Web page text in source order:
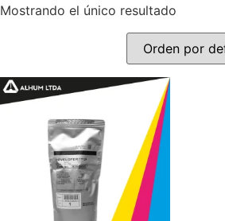
Mostrando el único resultado